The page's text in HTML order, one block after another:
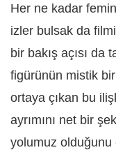
Her ne kadar
izler bulsak da
bir bakış açısı da
figürünün mistik
ortaya çıkan bu
ayrımını net bir
yolumuz olduğunu